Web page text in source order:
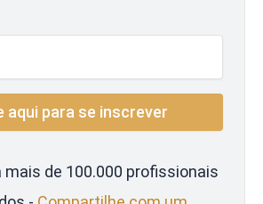
mais de 100.000 profissionais